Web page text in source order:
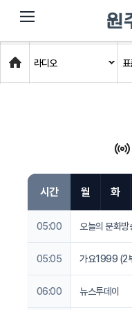
dehaze
Home
라디오
시간 월 화
05:00 오늘의 문화방
05:05 가요1999 (2
06:00 뉴스투데이